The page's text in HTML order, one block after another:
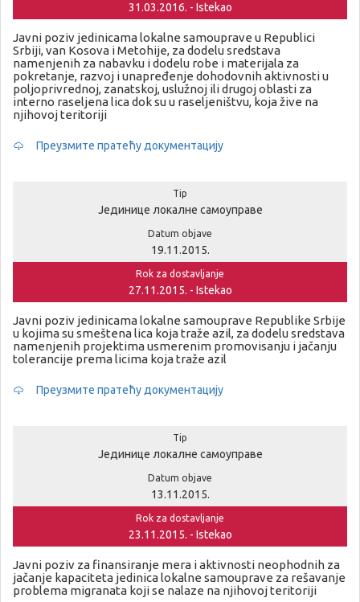
31.03.2016. - Istekao
Javni poziv jedinicama lokalne samouprave u Republici
Srbiji, van Kosova i Metohije, za dodelu sredstava
namenjenih za nabavku i dodelu robe i materijala za
pokretanje, razvoj i unapređenje dohodovnih aktivnosti u
poljoprivrednoj, zanatskoj, uslužnoj ili drugoj oblasti za
interno raseljena lica dok su u raseljeništvu, koja žive na
njihovoj teritoriji
Преузмите пратећу документацију
Tip
Јединице локалне самоуправе
Datum objave
19.11.2015.
Rok za dostavljanje
27.11.2015. - Istekao
Javni poziv jedinicama lokalne samouprave Republike Srbije
u kojima su smeštena lica koja traže azil, za dodelu sredstava
namenjenih projektima usmerenim promovisanju i jačanju
tolerancije prema licima koja traže azil
Преузмите пратећу документацију
Tip
Јединице локалне самоуправе
Datum objave
13.11.2015.
Rok za dostavljanje
23.11.2015. - Istekao
Javni poziv za finansiranje mera i aktivnosti neophodnih za
jačanje kapaciteta jedinica lokalne samouprave za rešavanje
problema migranata koji se nalaze na njihovoj teritoriji